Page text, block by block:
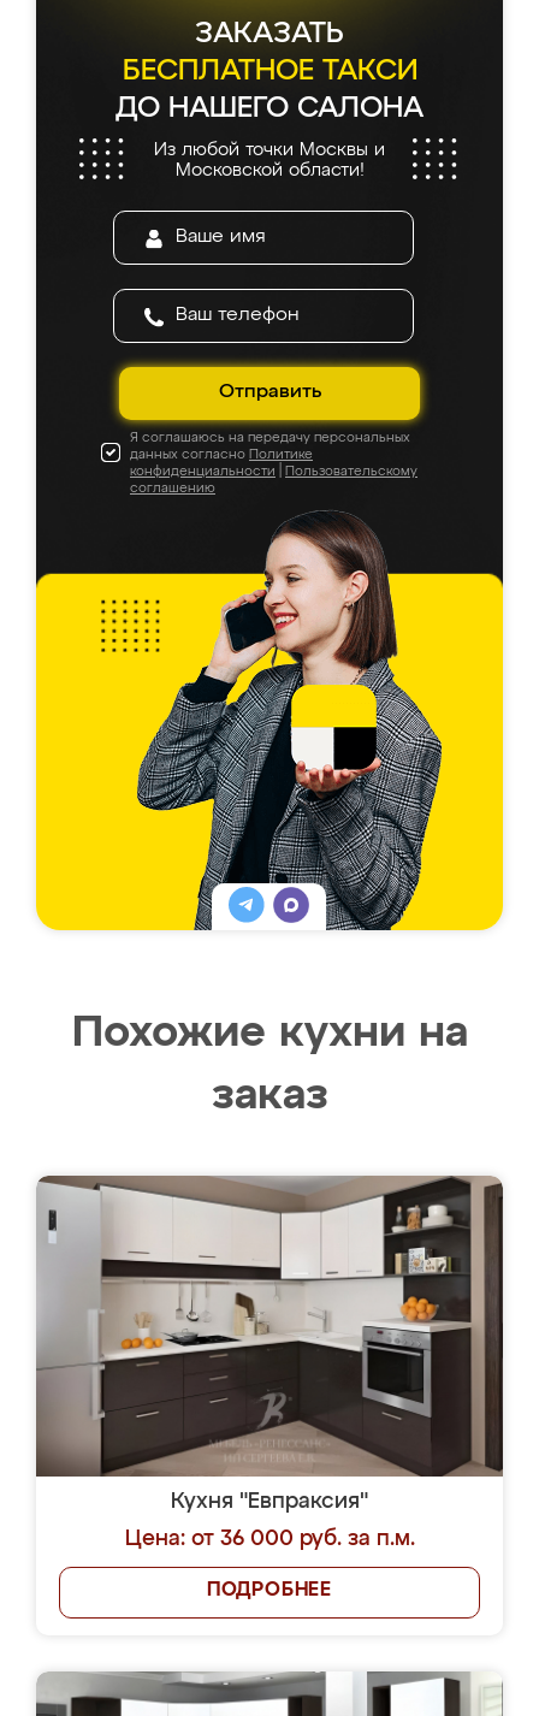
ЗАКАЗАТЬ
БЕСПЛАТНОЕ ТАКСИ
ДО НАШЕГО САЛОНА
Из любой точки Москвы и
Московской области!
Отправить
Я соглашаюсь на передачу персональных
данных согласно Политике
конфиденциальности
Пользовательскому
соглашению
Похожие кухни на
заказ
Кухня "Евпраксия"
Цена: от 36 000 руб. за п.м.
ПОДРОБНЕЕ